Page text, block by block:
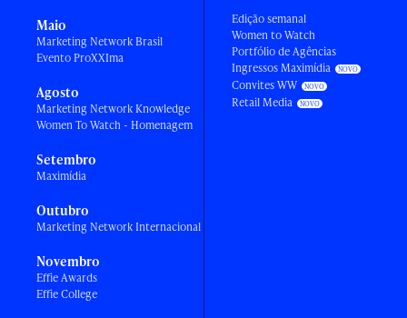
Maio
Marketing Network Brasil
Evento ProXXIma
Agosto
Marketing Network Knowledge
Women To Watch - Homenagem
Setembro
Maximídia
Outubro
Marketing Network Internacional
Novembro
Effie Awards
Effie College
Edição semanal
Women to Watch
Portfólio de Agências
Ingressos Maximídia
Convites WW
Retail Media